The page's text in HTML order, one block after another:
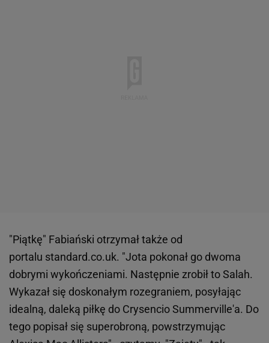
"Piątkę" Fabiański otrzymał także od
portalu standard.co.uk. "Jota pokonał go dwoma
dobrymi wykończeniami. Następnie zrobił to Salah.
Wykazał się doskonałym rozegraniem, posyłając
idealną, daleką piłkę do Crysencio Summerville'a. Do
tego popisał się superobroną, powstrzymując